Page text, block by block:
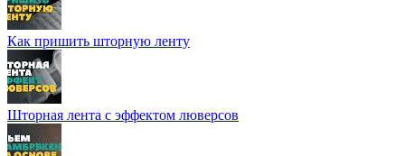
Как пришить шторную ленту
Шторная лента с эффектом люверсов